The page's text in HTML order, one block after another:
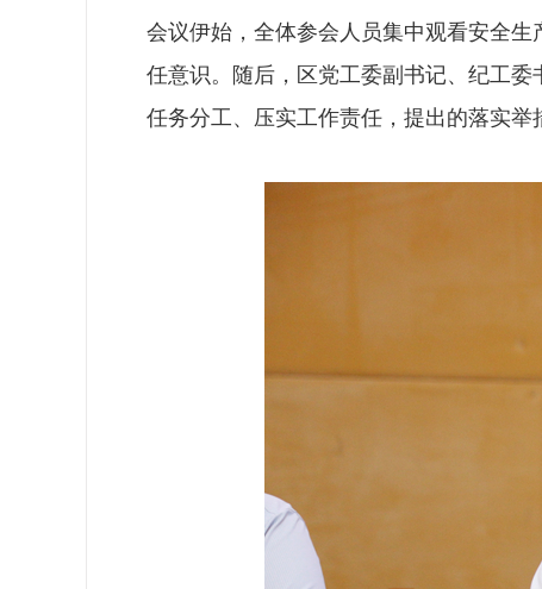
会议伊始，全体参会人员集中观看安全
任意识。随后，区党工委副书记、纪工
任务分工、压实工作责任，提出的落实举